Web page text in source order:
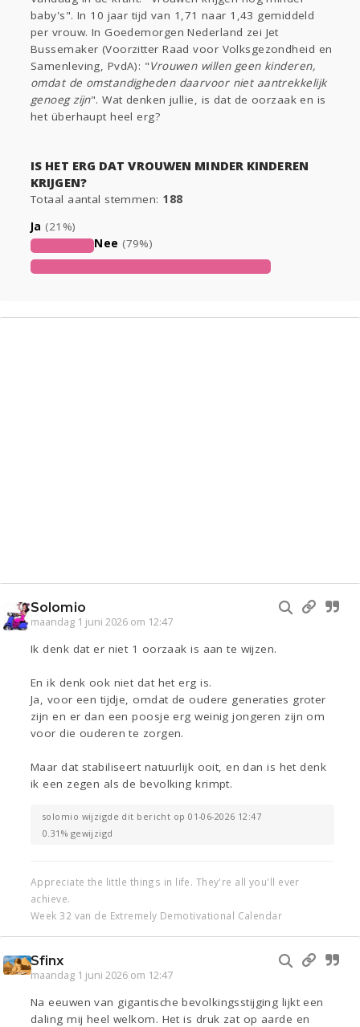
Viva zoekt
Gevraagd
Horen Doen
Lezen
baby's". In 10 jaar tijd van 1,71 naar 1,43 gemiddeld
per vrouw. In Goedemorgen Nederland zei Jet
Bussemaker (Voorzitter Raad voor Volksgezondheid en
Samenleving, PvdA): "Vrouwen willen geen kinderen,
omdat de omstandigheden daarvoor niet aantrekkelijk
genoeg zijn". Wat denken jullie, is dat de oorzaak en is
het überhaupt heel erg?
IS HET ERG DAT VROUWEN MINDER KINDEREN
KRIJGEN?
Totaal aantal stemmen: 188
Ja (21%)
Nee (79%)
Solomio
maandag 1 juni 2026 om 12:47
Ik denk dat er niet 1 oorzaak is aan te wijzen.
En ik denk ook niet dat het erg is.
Ja, voor een tijdje, omdat de oudere generaties groter
zijn en er dan een poosje erg weinig jongeren zijn om
voor die ouderen te zorgen.
Maar dat stabiliseert natuurlijk ooit, en dan is het denk
ik een zegen als de bevolking krimpt.
solomio wijzigde dit bericht op 01-06-2026 12:47
0.31% gewijzigd
Appreciate the little things in life. They're all you'll ever
achieve.
Week 32 van de Extremely Demotivational Calendar
Sfinx
maandag 1 juni 2026 om 12:47
Na eeuwen van gigantische bevolkingsstijging lijkt een
daling mij heel welkom. Het is druk zat op aarde en